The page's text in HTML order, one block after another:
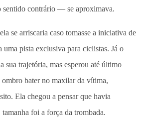
contrário — se aproximava.
se arriscaria caso tomasse a iniciativa de
pista exclusiva para ciclistas. Já o
sua trajetória, mas esperou até último
bater no maxilar da vítima,
Ela chegou a pensar que havia
foi a força da trombada.